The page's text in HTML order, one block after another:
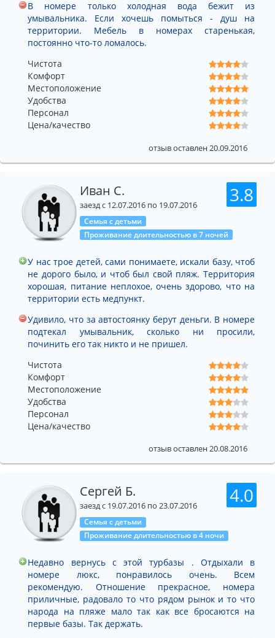
В номере только холодная вода бежит из
умывальника. Если хочешь помыться - душ на
территории. Мебель в номерах старенькая,
постоянно что-то ломалось.
Чистота
Комфорт
Местоположение
Удобства
Персонал
Цена/качество
отзыв оставлен 20.09.2016
3.8
Иван С.
заезд с 12.07.2016 по 19.07.2016
Семья с детьми
Проживание длительностью в 7 ночей
У нас трое детей, сами понимаете, искали базу, чтоб
не дорого было, и чтоб был свой пляж. Территория
хорошая, питание неплохое, очень здорово, что на
территории есть медпункт.
Удивило, что за автостоянку берут деньги. В номере
подтекал умывальник, сколько ни просили,
починить его так никто и не пришел.
Чистота
Комфорт
Местоположение
Удобства
Персонал
Цена/качество
отзыв оставлен 20.08.2016
4.0
Сергей Б.
заезд с 19.07.2016 по 23.07.2016
Семья с детьми
Проживание длительностью в 4 ночи
Недавно вернусь с этой турбазы . Отдыхали в
номере люкс, понравилось очень. Всем
рекомендую. Отношение прекрасное, номера
приличные, радовало то что рядом рынок и то что
народа на пляже мало так как все бросаются на
первые базы. Так держать.